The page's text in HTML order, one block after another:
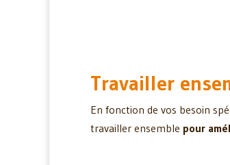
Travailler
En fonction de vos besoin
travailler ensemble pour